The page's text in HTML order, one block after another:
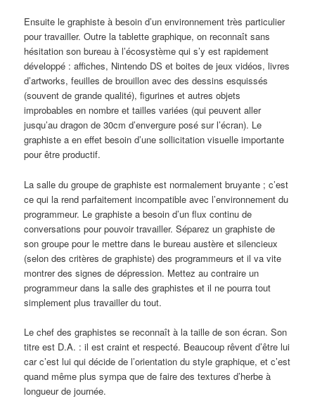
Ensuite le graphiste à besoin d’un environnement très particulier
pour travailler. Outre la tablette graphique, on reconnaît sans
hésitation son bureau à l’écosystème qui s’y est rapidement
développé : affiches, Nintendo DS et boites de jeux vidéos, livres
d’artworks, feuilles de brouillon avec des dessins esquissés
(souvent de grande qualité), figurines et autres objets
improbables en nombre et tailles variées (qui peuvent aller
jusqu’au dragon de 30cm d’envergure posé sur l’écran). Le
graphiste a en effet besoin d’une sollicitation visuelle importante
pour être productif.
La salle du groupe de graphiste est normalement bruyante ; c’est
ce qui la rend parfaitement incompatible avec l’environnement du
programmeur. Le graphiste a besoin d’un flux continu de
conversations pour pouvoir travailler. Séparez un graphiste de
son groupe pour le mettre dans le bureau austère et silencieux
(selon des critères de graphiste) des programmeurs et il va vite
montrer des signes de dépression. Mettez au contraire un
programmeur dans la salle des graphistes et il ne pourra tout
simplement plus travailler du tout.
Le chef des graphistes se reconnaît à la taille de son écran. Son
titre est D.A. : il est craint et respecté. Beaucoup rêvent d’être lui
car c’est lui qui décide de l’orientation du style graphique, et c’est
quand même plus sympa que de faire des textures d’herbe à
longueur de journée.